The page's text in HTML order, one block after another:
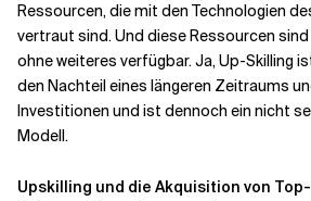
Verwandte Themen
Ressourcen, die mit den Technologien
vertraut sind. Und diese Ressourcen
ohne weiteres verfügbar. Ja, Up-Skilling
den Nachteil eines längeren Zeitraums
Investitionen und ist dennoch ein nicht
Modell.
Upskilling und die Akquisition von